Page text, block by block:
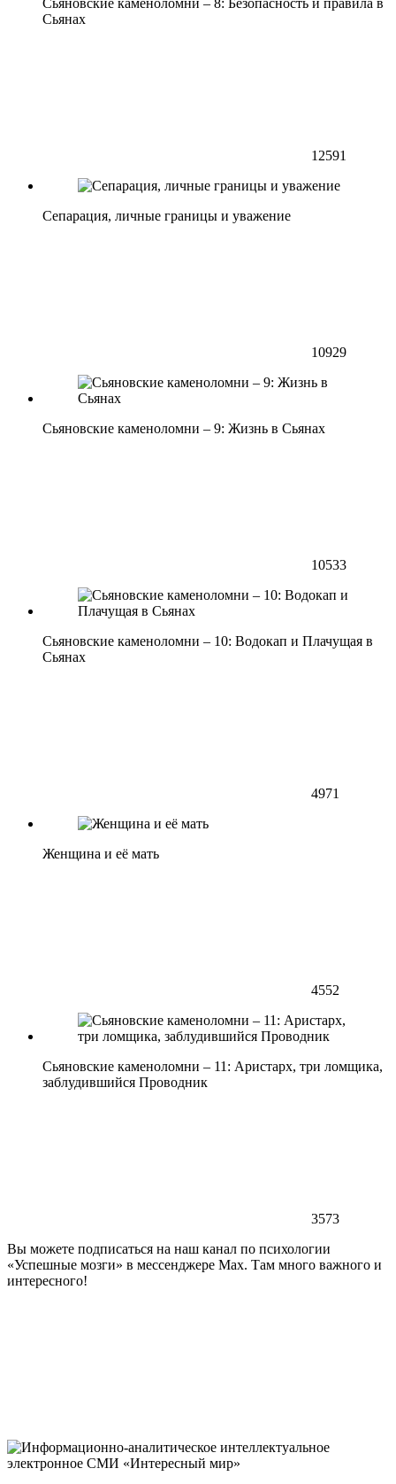
Сьянах
12591
Сепарация, личные границы и уважение
10929
Сьяновские каменоломни – 9: Жизнь в Сьянах
10533
Сьяновские каменоломни – 10: Водокап и Плачущая в
Сьянах
4971
Женщина и её мать
4552
Сьяновские каменоломни – 11: Аристарх, три ломщика,
заблудившийся Проводник
3573
Вы можете подписаться на наш канал по психологии
«Успешные мозги» в мессенджере Max. Там много важного и
интересного!